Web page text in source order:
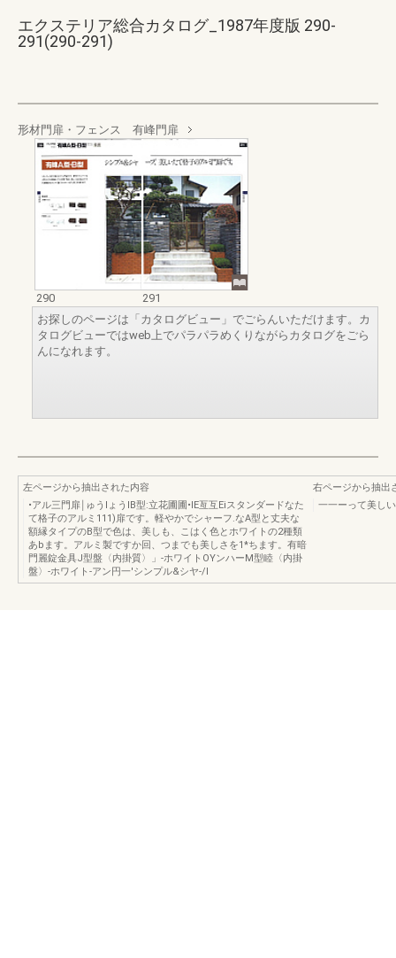
エクステリア総合カタログ_1987年度版 290-
291(290-291)
形材門扉・フェンス 有峰門扉
290
291
お探しのページは「カタログビュー」でごらんいただけます。カ
タログビューではweb上でパラパラめくりながらカタログをごら
んになれます。
左ページから抽出された内容
•アル三門扉￨ゅうIょうlB型:立花圃圃•lE亙互Eiスタンダードなた
て格子のアルミ111)扉です。軽やかでシャーフ.なA型と丈夫な
額縁タイプのB型で色は、美しも、こはく色とホワイトの2種類
あbます。アルミ製ですか回、つまでも美しさを1*ちます。有暗
門麗錠金具J型盤〈内掛質〉」-ホワイトOYンハーM型睦〈内掛
盤〉-ホワイト-アン円一'シンプル&シヤ-/I
右ページから抽出
一一ーって美し